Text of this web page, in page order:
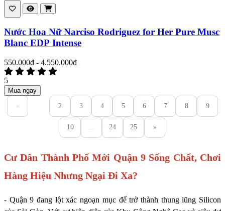
Nước Hoa Nữ Narciso Rodriguez for Her Pure Musc
Blanc EDP Intense
550.000đ - 4.550.000đ
5
Mua ngay
« 2 3 4 5 6 7 8 9
10 ... 24 25 »
Cư Dân Thành Phố Mới Quận 9 Sống Chất, Chơi
Hàng Hiệu Nhưng Ngại Đi Xa?
- Quận 9 đang lột xác ngoạn mục để trở thành thung lũng Silicon